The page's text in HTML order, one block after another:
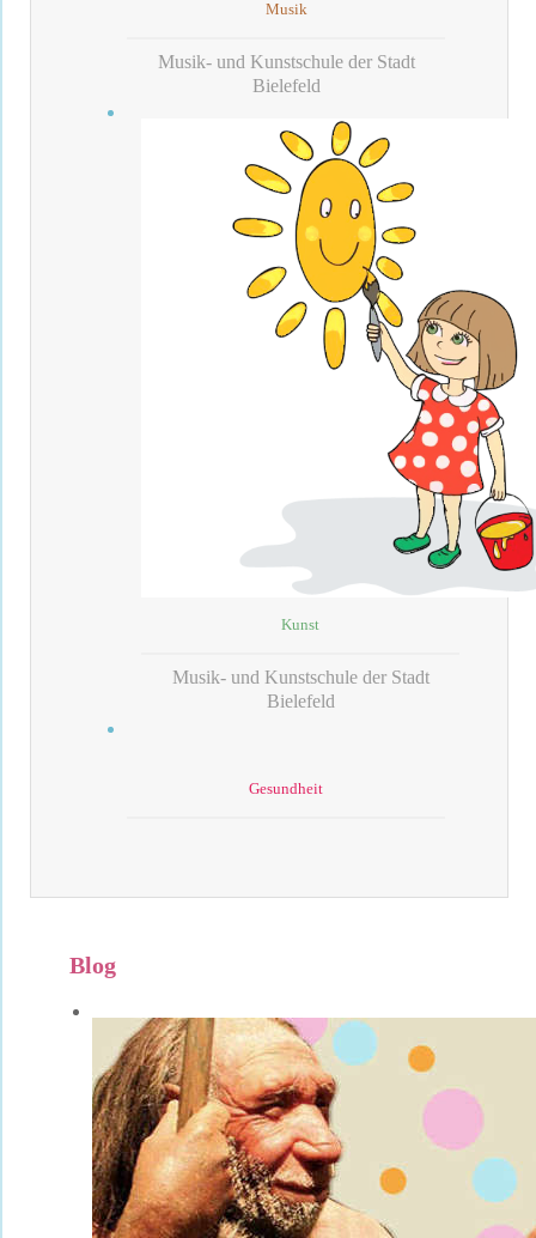
Musik
Musik- und Kunstschule der Stadt
Bielefeld
Kunst
Musik- und Kunstschule der Stadt
Bielefeld
Gesundheit
Blog